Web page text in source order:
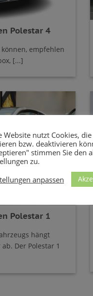
Polestar 4
empfehlen
[...]
Polestar 1
hängt
Der Polestar 1
Website nutzt Cookies,
bzw. deaktivieren
stimmen Sie den
zu.
anpassen